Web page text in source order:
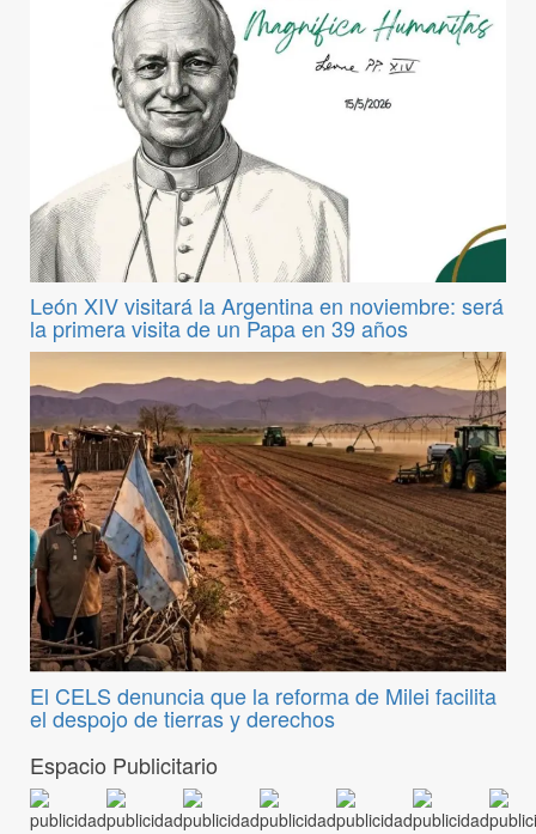
León XIV visitará la Argentina en noviembre: será
la primera visita de un Papa en 39 años
El CELS denuncia que la reforma de Milei facilita
el despojo de tierras y derechos
Espacio Publicitario